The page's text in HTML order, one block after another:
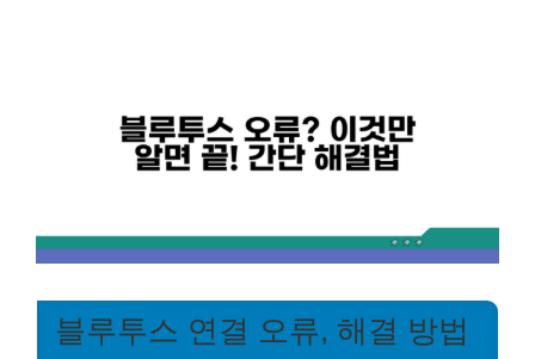
블루투스 연결 오류, 해결 방법